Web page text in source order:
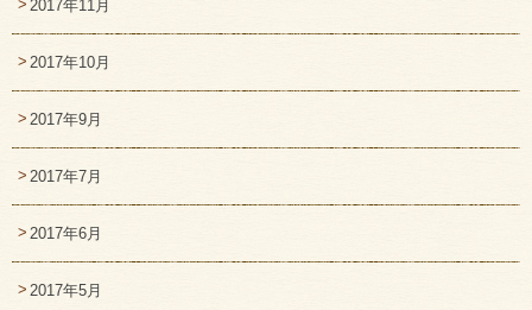
2017年11月
2017年10月
2017年9月
2017年7月
2017年6月
2017年5月